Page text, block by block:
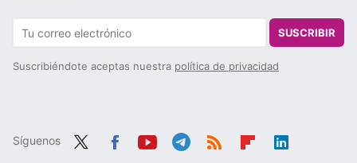
SUSCRIBIR
Suscribiéndote aceptas nuestra política de privacidad
Síguenos